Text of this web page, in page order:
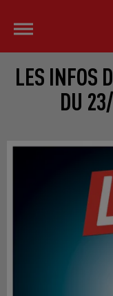
LES INFOS
DU